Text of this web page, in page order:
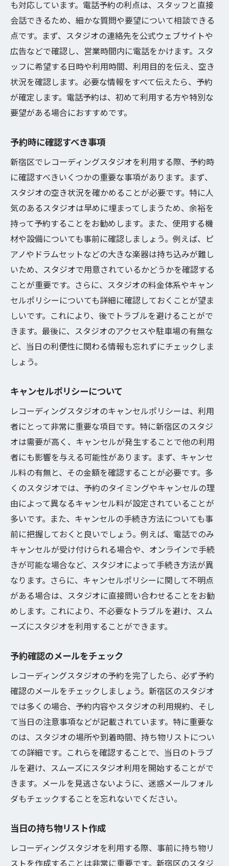
も対応しています。電話予約の利点は、スタッフと直接
会話できるため、細かな質問や要望について相談できる
点です。まず、スタジオの連絡先を公式ウェブサイトや
広告などで確認し、営業時間内に電話をかけます。スタ
ッフに希望する日時や利用時間、利用目的を伝え、空き
状況を確認します。必要な情報をすべて伝えたら、予約
が確定します。電話予約は、初めて利用する方や特別な
要望がある場合におすすめです。
予約時に確認すべき事項
新宿区でレコーディングスタジオを利用する際、予約時
に確認すべきいくつかの重要な事項があります。まず、
スタジオの空き状況を確かめることが必要です。特に人
気のあるスタジオは早めに埋まってしまうため、余裕を
持って予約することをお勧めします。また、使用する機
材や設備についても事前に確認しましょう。例えば、ピ
アノやドラムセットなどの大きな楽器は持ち込みが難し
いため、スタジオで用意されているかどうかを確認する
ことが重要です。さらに、スタジオの料金体系やキャン
セルポリシーについても詳細に確認しておくことが望ま
しいです。これにより、後でトラブルを避けることがで
きます。最後に、スタジオのアクセスや駐車場の有無な
ど、当日の利便性に関わる情報も忘れずにチェックしま
しょう。
キャンセルポリシーについて
レコーディングスタジオのキャンセルポリシーは、利用
者にとって非常に重要な項目です。特に新宿区のスタジ
オは需要が高く、キャンセルが発生することで他の利用
者にも影響を与える可能性があります。まず、キャンセ
ル料の有無と、その金額を確認することが必要です。多
くのスタジオでは、予約のタイミングやキャンセルの理
由によって異なるキャンセル料が設定されていることが
多いです。また、キャンセルの手続き方法についても事
前に把握しておくと良いでしょう。例えば、電話でのみ
キャンセルが受け付けられる場合や、オンラインで手続
きが可能な場合など、スタジオによって手続き方法が異
なります。さらに、キャンセルポリシーに関して不明点
がある場合は、スタジオに直接問い合わせることをお勧
めします。これにより、不必要なトラブルを避け、スム
ーズにスタジオを利用することができます。
予約確認のメールをチェック
レコーディングスタジオの予約を完了したら、必ず予約
確認のメールをチェックしましょう。新宿区のスタジオ
では多くの場合、予約内容やスタジオの利用規約、そし
て当日の注意事項などが記載されています。特に重要な
のは、スタジオの場所や到着時間、持ち物リストについ
ての詳細です。これらを確認することで、当日のトラブ
ルを避け、スムーズにスタジオ利用を開始することがで
きます。メールを見逃さないように、迷惑メールフォル
ダもチェックすることを忘れないでください。
当日の持ち物リスト作成
レコーディングスタジオを利用する際、事前に持ち物リ
ストを作成することは非常に重要です。新宿区のスタジ